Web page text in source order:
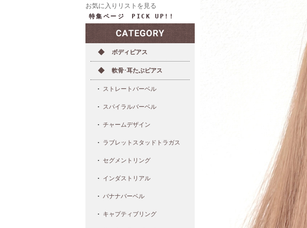
お気に入りリストを見る
特集ページ PICK UP!!
ボディピアス
軟骨･耳たぶピアス
ストレートバーベル
スパイラルバーベル
チャームデザイン
ラブレットスタッドトラガス
セグメントリング
インダストリアル
バナナバーベル
キャプティブリング